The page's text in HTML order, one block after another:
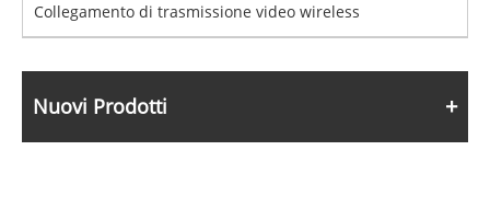
Collegamento di trasmissione video wireless
Nuovi Prodotti